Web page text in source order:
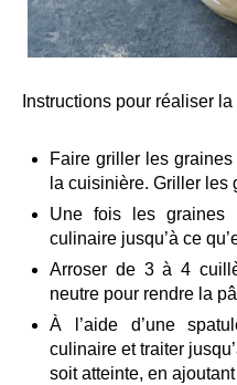
Instructions pour réaliser la
Faire griller les
la cuisinière. Griller les
Une fois les graines
culinaire jusqu’à ce
Arroser de 3 à 4
neutre pour rendre la
À l’aide d’une
culinaire et traiter
soit atteinte, en